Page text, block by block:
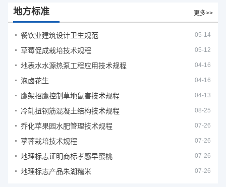
地方标准 更多>>
餐饮业建筑设计卫生规范 05-14
草莓促成栽培技术规程 05-12
地表水水源热泵工程应用技术规程 04-16
泡卤花生 04-16
鹰架招鹰控制草地鼠害技术规程 04-13
冷轧扭钢筋混凝土结构技术规程 08-25
乔化苹果园水肥管理技术规程 07-26
莩荠栽培技术规程 07-26
地理标志证明商标孝感早蜜桃 07-26
地理标志产品朱湖糯米 07-26